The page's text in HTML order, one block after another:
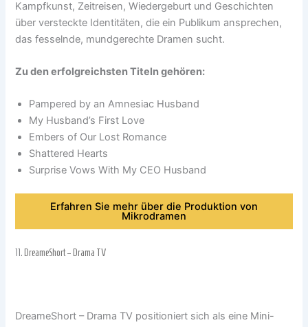
Kampfkunst, Zeitreisen, Wiedergeburt und Geschichten
über versteckte Identitäten, die ein Publikum ansprechen,
das fesselnde, mundgerechte Dramen sucht.
Zu den erfolgreichsten Titeln gehören:
Pampered by an Amnesiac Husband
My Husband’s First Love
Embers of Our Lost Romance
Shattered Hearts
Surprise Vows With My CEO Husband
Erfahren Sie mehr über die Produktion von
Mikrodramen
11. DreameShort – Drama TV
DreameShort – Drama TV positioniert sich als eine Mini-